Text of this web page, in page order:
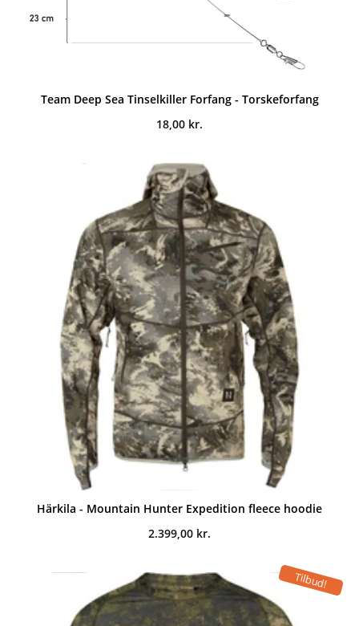
Team Deep Sea Tinselkiller Forfang - Torskeforfang
18,00 kr.
Härkila - Mountain Hunter Expedition fleece hoodie
2.399,00 kr.
Tilbud!